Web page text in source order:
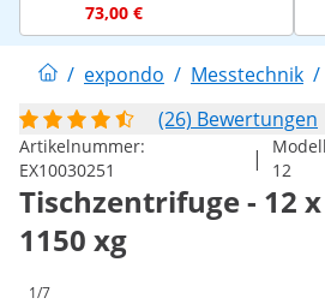
73,00 €
/ expondo / Messtechnik /
(26) Bewertungen
Artikelnummer:
EX10030251
|
12
Tischzentrifuge - 12 x
1150 xg
1/7